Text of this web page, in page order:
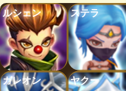
ルシェン
ステラ
ガレオン ヤクー